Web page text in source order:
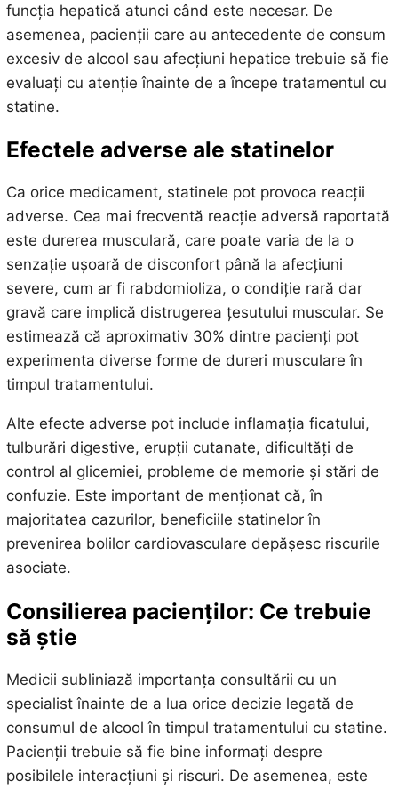
funcția hepatică atunci când este necesar. De
asemenea, pacienții care au antecedente de consum
excesiv de alcool sau afecțiuni hepatice trebuie să fie
evaluați cu atenție înainte de a începe tratamentul cu
statine.
Efectele adverse ale statinelor
Ca orice medicament, statinele pot provoca reacții
adverse. Cea mai frecventă reacție adversă raportată
este durerea musculară, care poate varia de la o
senzație ușoară de disconfort până la afecțiuni
severe, cum ar fi rabdomioliza, o condiție rară dar
gravă care implică distrugerea țesutului muscular. Se
estimează că aproximativ 30% dintre pacienți pot
experimenta diverse forme de dureri musculare în
timpul tratamentului.
Alte efecte adverse pot include inflamația ficatului,
tulburări digestive, erupții cutanate, dificultăți de
control al glicemiei, probleme de memorie și stări de
confuzie. Este important de menționat că, în
majoritatea cazurilor, beneficiile statinelor în
prevenirea bolilor cardiovasculare depășesc riscurile
asociate.
Consilierea pacienților: Ce trebuie
să știe
Medicii subliniază importanța consultării cu un
specialist înainte de a lua orice decizie legată de
consumul de alcool în timpul tratamentului cu statine.
Pacienții trebuie să fie bine informați despre
posibilele interacțiuni și riscuri. De asemenea, este